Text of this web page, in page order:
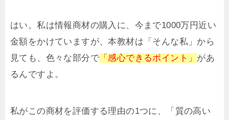
はい。私は情報商材の購入に、今まで1000万円近い
金額をかけていますが、本教材は「そんな私」から
見ても、色々な部分で 「感心できるポイント」 があ
るんですよ。
私がこの商材を評価する理由の1つに、「質の高い